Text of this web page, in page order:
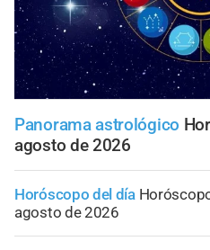
Panorama astrológico
agosto de 2026
Horóscopo del día
agosto de 2026